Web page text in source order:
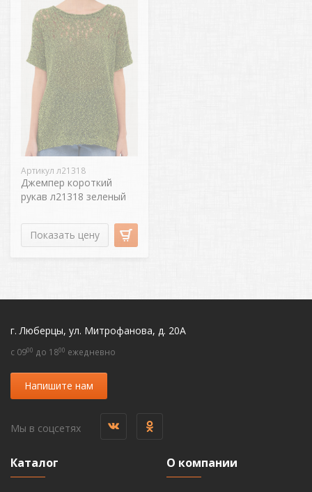
Артикул л21318
Джемпер короткий
рукав л21318 зеленый
Показать цену
г. Люберцы, ул. Митрофанова, д. 20А
c 0900 до 1800 ежедневно
Напишите нам
Мы в соцсетях
Каталог О компании